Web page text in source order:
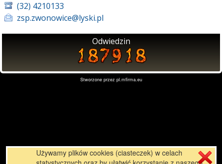
(32) 4210133
zsp.zwonowice@lyski.pl
Odwiedzin
Stworzone przez pl.mfirma.eu
Używamy plików cookies (ciasteczek) w celach